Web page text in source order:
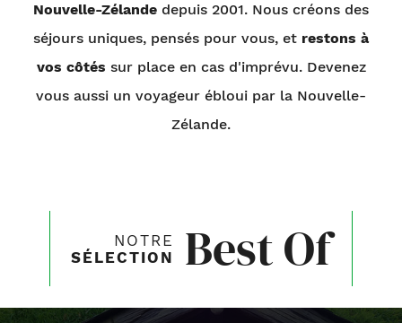
Nouvelle-Zélande depuis 2001. Nous créons des
séjours uniques, pensés pour vous, et restons à
vos côtés sur place en cas d'imprévu. Devenez
vous aussi un voyageur ébloui par la Nouvelle-
Zélande.
NOTRE
SÉLECTION
Best Of